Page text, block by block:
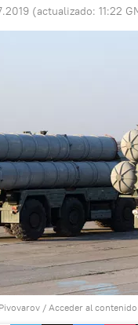
(actualizado: 11:22
/ Acceder al